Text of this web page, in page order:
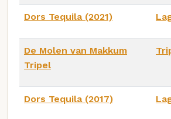
Dors Tequila (2021)
De Molen van Makkum
Tripel
Dors Tequila (2017)